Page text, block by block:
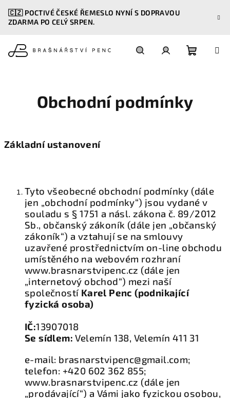
obsah
🇨🇿 POCTIVÉ ČESKÉ ŘEMESLO NYNÍ S DOPRAVOU
ZDARMA PO CELÝ SRPEN.
Obchodní podmínky
Základní ustanovení
Tyto všeobecné obchodní podmínky (dále
jen „obchodní podmínky“) jsou vydané v
souladu s § 1751 a násl. zákona č. 89/2012
Sb., občanský zákoník (dále jen „občanský
zákoník“) a vztahují se na smlouvy
uzavřené prostřednictvím on-line obchodu
umístěného na webovém rozhraní
www.brasnarstvipenc.cz (dále jen
„internetový obchod“) mezi naší
společností Karel Penc (podnikající
fyzická osoba)
IČ:13907018
Se sídlem: Velemín 138, Velemín 411 31
e-mail: brasnarstvipenc@gmail.com;
telefon: +420 602 362 855;
www.brasnarstvipenc.cz (dále jen
„prodávající“) a Vámi jako fyzickou osobou,